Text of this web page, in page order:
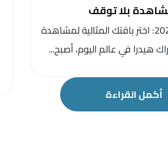
بلا توقف
اشتراك هيدرا 2026: اختر باقتك المثالية لمشاهدة
هيدرا في عالم اليوم، أصبح...
أكمل القراءة